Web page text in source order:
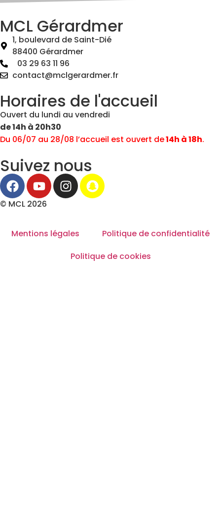
MCL Gérardmer
1, boulevard de Saint-Dié
88400 Gérardmer
03 29 63 11 96
contact@mclgerardmer.fr
Horaires de l'accueil
Ouvert du lundi au vendredi
de 14h à 20h30
Du 06/07 au 28/08 l’accueil est ouvert de14h à 18h.
Suivez nous
© MCL 2026
Mentions légales
Politique de confidentialité
Politique de cookies